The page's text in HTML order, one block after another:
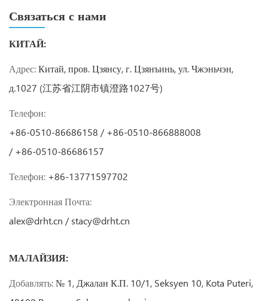
Связаться с нами
КИТАЙ:
Адрес:Китай, пров. Цзянсу, г. Цзянъинь, ул. Чжэньчэн,
д.1027 (江苏省江阴市镇澄路1027号)
Телефон:
+86-0510-86686158 / +86-0510-866888008
/ +86-0510-86686157
Телефон: +86-13771597702
Электронная Почта:
alex@drht.cn /stacy@drht.cn
МАЛАЙЗИЯ:
Добавлять:№ 1, Джалан К.П. 10/1, Seksyen 10, Kota Puteri,